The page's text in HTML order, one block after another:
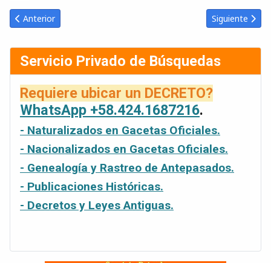
Link
Email
Artículo anterior: 2014-11-18 Gaceta Oficial Venezuela #6149
Anterior Artículo
Siguiente
Servicio Privado de Búsquedas
Requiere ubicar un DECRETO?
WhatsApp +58.424.1687216.
- Naturalizados en Gacetas Oficiales.
- Nacionalizados en Gacetas Oficiales.
- Genealogía y Rastreo de Antepasados.
- Publicaciones Históricas.
- Decretos y Leyes Antiguas.